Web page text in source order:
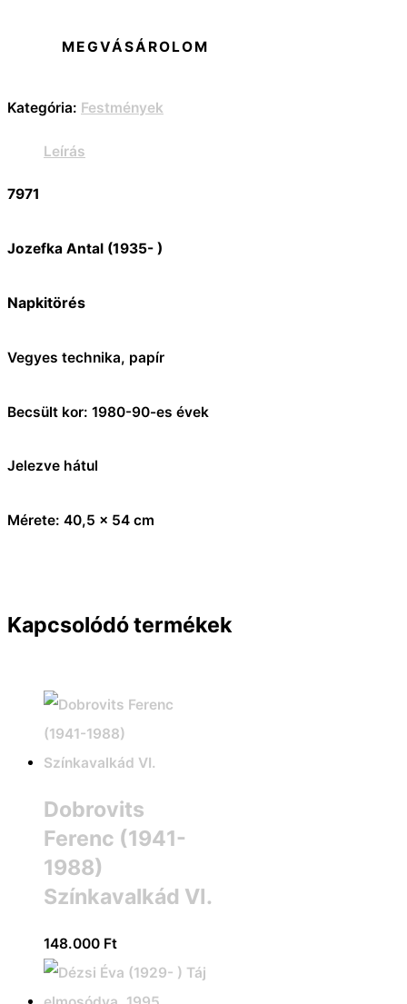
MEGVÁSÁROLOM
Kategória: Festmények
Leírás
7971
Jozefka Antal (1935- )
Napkitörés
Vegyes technika, papír
Becsült kor: 1980-90-es évek
Jelezve hátul
Mérete: 40,5 x 54 cm
Kapcsolódó termékek
Dobrovits
Ferenc (1941-
1988)
Színkavalkád VI.
148.000 Ft